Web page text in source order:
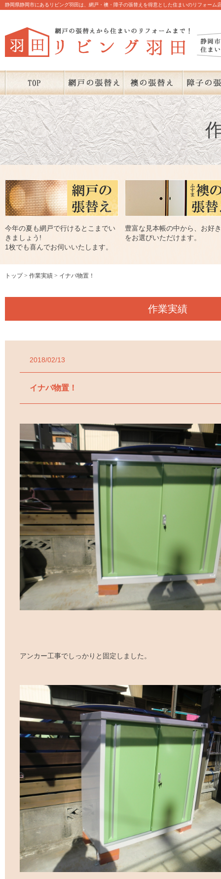
静岡県静岡市にあるリビング羽田は、網戸・襖・障子の張替えを得意とした住まいのリフォーム
今年の夏も網戸で行けるとこまでい
きましょう!
1枚でも喜んでお伺いいたします。
豊富な見本帳の中から、お好
をお選びいただけます。
トップ 作業実績 イナバ物置！
作業実績
2018/02/13
イナバ物置！
アンカー工事でしっかりと固定しました。